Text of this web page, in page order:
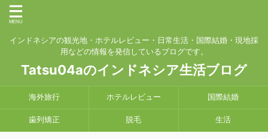
インドネシアの観光地・ホテルレビュー・日常生活・国際結婚・現地採
用などの情報を発信しているブログです。
Tatsu04aのインドネシア生活ブログ
海外旅行 ホテルレビュー 国際結婚
歯列矯正 脱毛 生活